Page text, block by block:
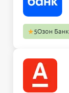
5Озон Банк